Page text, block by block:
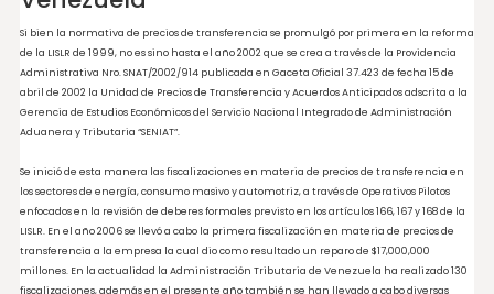
Venezuela y las personas naturales, jurídicas o entidades ubicadas o
jurisdicciones de baja imposición fiscal.
Comportamiento de la
Administración Tributaria en
Venezuela
Si bien la normativa de precios de transferencia se promulgó por primera en la
de la LISLR de 1999, no es sino hasta el año 2002 que se crea a través de la
Administrativa Nro. SNAT/2002/914 publicada en Gaceta Oficial 37.423 de fecha 15